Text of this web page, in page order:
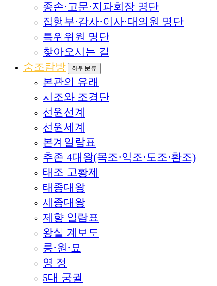
종손·고문·지파회장 명단
집행부·감사·이사·대의원 명단
특위위원 명단
찾아오시는 길
숭조탐방
하위분류
본관의 유래
시조와 조경단
선원선계
선원세계
본계일람표
추존 4대왕(목조·익조·도조·환조)
태조 고황제
태종대왕
세종대왕
제향 일람표
왕실 계보도
릉·원·묘
영 정
5대 궁궐